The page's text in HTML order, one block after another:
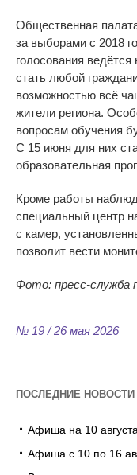
Общественная
за выборами с 2018
голосования
стать любой
возможностью всё
жители региона.
вопросам обучения
С 15 июня для них
образовательная
Кроме работы
специальный центр
с камер,
позволит вести
Фото: пресс-служба
№ 19 / 26 мая 2026
ПОСЛЕДНИЕ НОВОСТИ
Афиша на 10
Афиша с 10 по 16